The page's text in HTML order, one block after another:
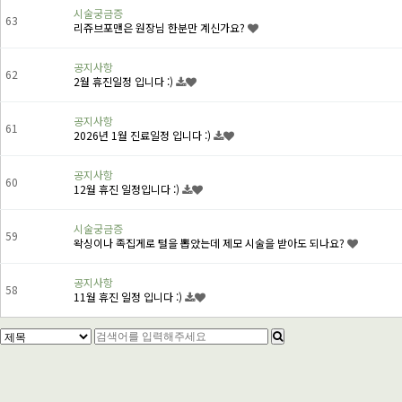
63
시술궁금증
리쥬브포맨은 원장님 한분만 계신가요?
62
공지사항
2월 휴진일정 입니다 :)
61
공지사항
2026년 1월 진료일정 입니다 :)
60
공지사항
12월 휴진 일정입니다 :)
59
시술궁금증
왁싱이나 족집게로 털을 뽑았는데 제모 시술을 받아도 되나요?
58
공지사항
11월 휴진 일정 입니다 :)